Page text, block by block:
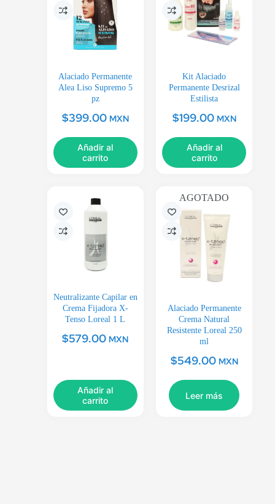
Alaciado Permanente
Alea Liso Supremo 5
pz
$399.00 MXN
Añadir al
carrito
Kit Alaciado
Permanente Desrizal
Estilista
$199.00 MXN
Añadir al
carrito
Neutralizante Capilar en
Crema Fijadora X-
Tenso Loreal 1 L
$579.00 MXN
Añadir al
carrito
AGOTADO
Alaciado Permanente
Crema Natural
Resistente Loreal 250
ml
$549.00 MXN
Leer más